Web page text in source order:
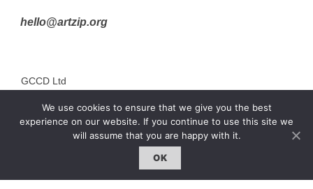
We use cookies to ensure that we give you the best
experience on our website. If you continue to use this site we
will assume that you are happy with it.
OK
hello@artzip.org
GCCD Ltd
服務內容 | Our Services
合作夥伴｜Partners